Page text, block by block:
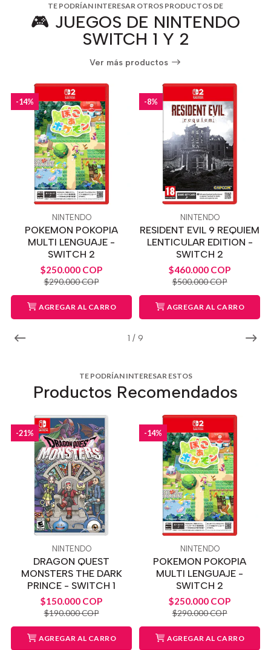
TE PODRÍAN INTERESAR OTROS PRODUCTOS DE
🎮 JUEGOS DE NINTENDO
SWITCH 1 Y 2
Ver más productos
1 / 9
-14%
NINTENDO
POKEMON POKOPIA
MULTI LENGUAJE -
SWITCH 2
$250.000 COP
$290.000 COP
AGREGAR AL CARRO
-8%
NINTENDO
RESIDENT EVIL 9 REQUIEM
LENTICULAR EDITION -
SWITCH 2
$460.000 COP
$500.000 COP
AGREGAR AL CARRO
TE PODRÍAN INTERESAR ESTOS
Productos Recomendados
-21%
NINTENDO
DRAGON QUEST
MONSTERS THE DARK
PRINCE - SWITCH 1
$150.000 COP
$190.000 COP
AGREGAR AL CARRO
-14%
NINTENDO
POKEMON POKOPIA
MULTI LENGUAJE -
SWITCH 2
$250.000 COP
$290.000 COP
AGREGAR AL CARRO